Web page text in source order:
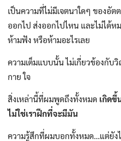
เป็นความที่ไม่มีเจตนาใดๆ ของอัต
ออกไป ส่งออกไปไหน และไม่ได้ห
ห้ามฟัง หรือห้ามอะไรเลย
ความเต็มแบบนั้น ไม่เกี่ยวข้องกั
กาย ใจ
สิ่งเหล่านี้ที่ผมพูดถึงทั้งหมด เกิดขึ้
ไม่ใช่เราฝึกที่จะมีมัน
ความรู้สึกที่ผมบอกทั้งหมด…แต่ยัง